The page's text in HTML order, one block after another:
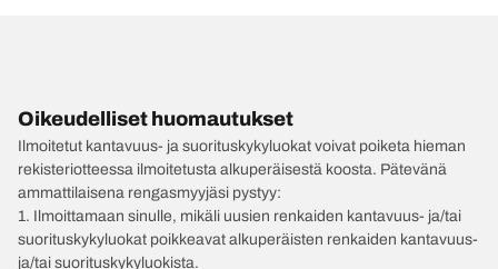
Oikeudelliset huomautukset
Ilmoitetut kantavuus- ja suorituskykyluokat voivat poiketa hieman
rekisteriotteessa ilmoitetusta alkuperäisestä koosta. Pätevänä
ammattilaisena rengasmyyjäsi pystyy:
1. Ilmoittamaan sinulle, mikäli uusien renkaiden kantavuus- ja/tai
suorituskykyluokat poikkeavat alkuperäisten renkaiden kantavuus-
ja/tai suorituskykyluokista.